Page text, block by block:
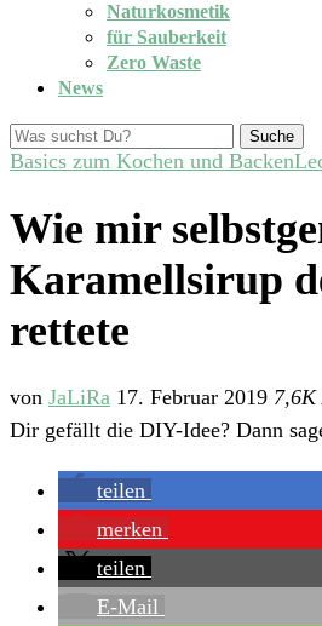
Naturkosmetik
für Sauberkeit
Zero Waste
News
Suche
Basics zum Kochen und Backen
Wie mir
Karamellsirup
rettete
von JaLiRa 17. Februar 2019 7,6K
Dir gefällt die DIY-Idee? Dann
teilen
merken
teilen
E-Mail